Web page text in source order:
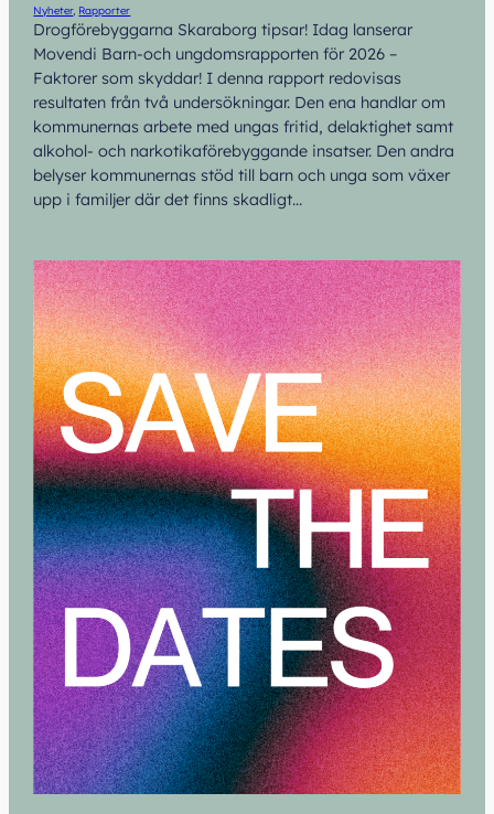
Nyheter, Rapporter
Drogförebyggarna Skaraborg tipsar! Idag lanserar
Movendi Barn-och ungdomsrapporten för 2026 –
Faktorer som skyddar! I denna rapport redovisas
resultaten från två undersökningar. Den ena handlar om
kommunernas arbete med ungas fritid, delaktighet samt
alkohol- och narkotikaförebyggande insatser. Den andra
belyser kommunernas stöd till barn och unga som växer
upp i familjer där det finns skadligt…